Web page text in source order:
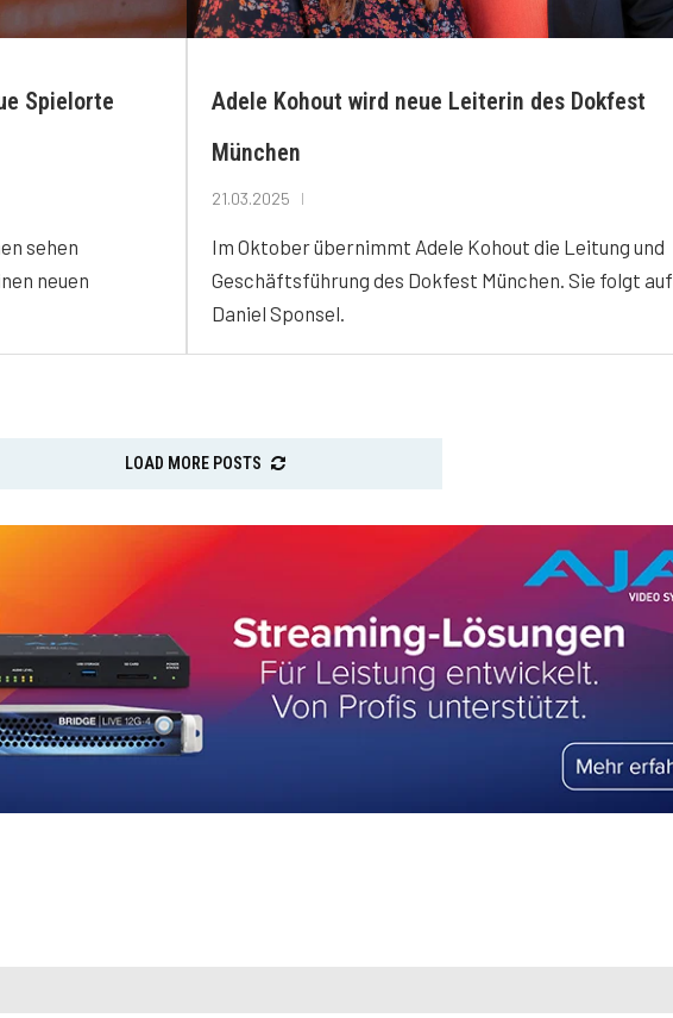
Spielorte
sehen
neuen
Adele Kohout wird neue Leiterin des Dokfest
München
21.03.2025
Im Oktober übernimmt Adele Kohout die Leitung und
Geschäftsführung des Dokfest München. Sie folgt auf
Daniel Sponsel.
LOAD MORE POSTS